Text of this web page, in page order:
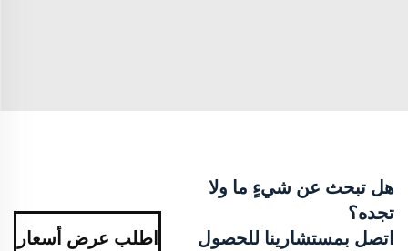
هل تبحث عن شيءٍ ما ولا
تجده؟
اتصل بمستشارينا للحصول
اطلب عرض أسعار